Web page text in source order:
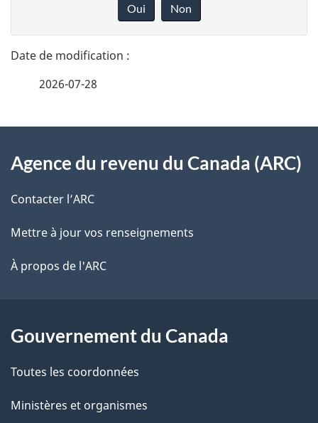
t
a
l
s
l
a
a
g
e
n
o
t
r
e
é
t
a
t
i
Oui Non
2026-07-28
propos
de
ce
site
Agence du revenu du Canada (ARC)
Contacter l’ARC
Mettre à jour vos renseignements
À propos de l'ARC
Gouvernement du Canada
Toutes les coordonnées
Ministères et organismes